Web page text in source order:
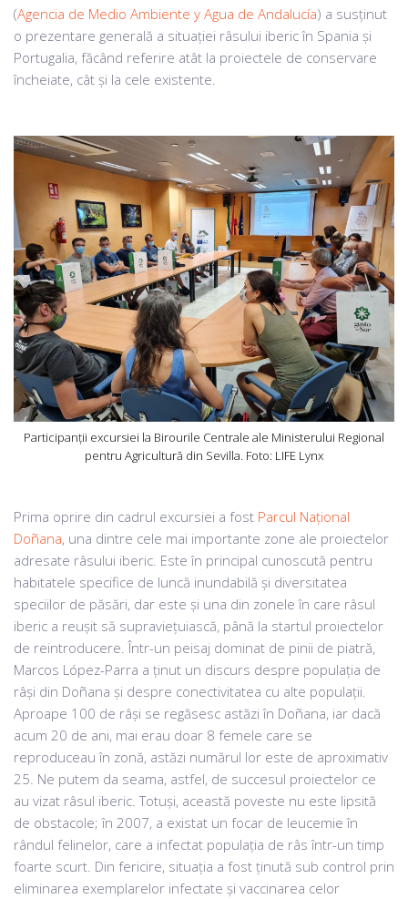
(Agencia de Medio Ambiente y Agua de Andalucía) a susținut
o prezentare generală a situației râsului iberic în Spania și
Portugalia, făcând referire atât la proiectele de conservare
încheiate, cât și la cele existente.
Participanții excursiei la Birourile Centrale ale Ministerului Regional
pentru Agricultură din Sevilla. Foto: LIFE Lynx
Prima oprire din cadrul excursiei a fost Parcul Național
Doñana, una dintre cele mai importante zone ale proiectelor
adresate râsului iberic. Este în principal cunoscută pentru
habitatele specifice de luncă inundabilă și diversitatea
speciilor de păsări, dar este și una din zonele în care râsul
iberic a reușit să supraviețuiască, până la startul proiectelor
de reintroducere. Într-un peisaj dominat de pinii de piatră,
Marcos López-Parra a ținut un discurs despre populația de
râși din Doñana și despre conectivitatea cu alte populații.
Aproape 100 de râși se regăsesc astăzi în Doñana, iar dacă
acum 20 de ani, mai erau doar 8 femele care se
reproduceau în zonă, astăzi numărul lor este de aproximativ
25. Ne putem da seama, astfel, de succesul proiectelor ce
au vizat râsul iberic. Totuși, această poveste nu este lipsită
de obstacole; în 2007, a existat un focar de leucemie în
rândul felinelor, care a infectat populația de râs într-un timp
foarte scurt. Din fericire, situația a fost ținută sub control prin
eliminarea exemplarelor infectate și vaccinarea celor